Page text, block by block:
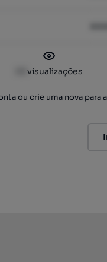
visualizações
ou crie uma nova